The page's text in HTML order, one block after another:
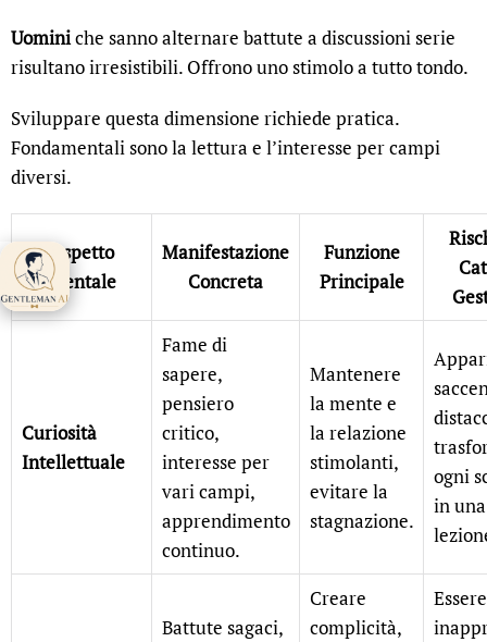
Uominiche sanno alternare battute a discussioni serie
risultano irresistibili. Offrono uno stimolo a tutto tondo.
Sviluppare questa dimensione richiede pratica.
Fondamentali sono la lettura e l’interesse per campi
diversi.
Aspetto
Mentale
Manifestazione
Concreta
Funzione
Principale
Curiosità
Intellettuale
Fame di
sapere,
pensiero
critico,
interesse per
vari campi,
apprendimento
continuo.
Mantenere
la mente e
la relazione
stimolanti,
evitare la
stagnazione.
ogni
in una
Battute sagaci,
Creare
complicità,
Essere
aspetta 👋